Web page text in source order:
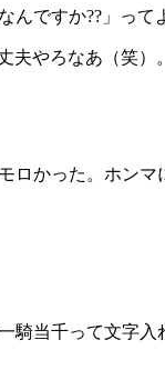
ですか??」っ
やろなあ（笑）。
ロかった。ホン
て文字入れて